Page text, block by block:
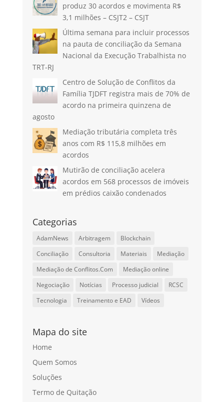
produz 30 acordos e movimenta R$
3,1 milhões – CSJT2 – CSJT
Última semana para incluir processos
na pauta de conciliação da Semana
Nacional da Execução Trabalhista no
TRT-RJ
Centro de Solução de Conflitos da
Família TJDFT registra mais de 70% de
acordo na primeira quinzena de
agosto
Mediação tributária completa três
anos com R$ 115,8 milhões em
acordos
Mutirão de conciliação acelera
acordos em 568 processos de imóveis
em prédios caixão condenados
Categorias
AdamNews Arbitragem
Blockchain
Conciliação
Consultoria Materiais
Mediação
Mediação de Conflitos.Com
Mediação online
Negociação
Notícias Processo judicial
RCSC
Tecnologia
Treinamento e EAD Vídeos
Mapa do site
Home
Quem Somos
Soluções
Termo de Quitação